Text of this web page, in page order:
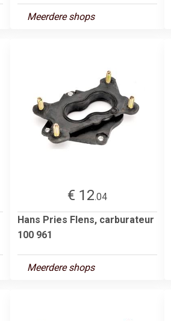
Meerdere shops
€ 12.04
Hans Pries Flens, carburateur
100 961
Meerdere shops